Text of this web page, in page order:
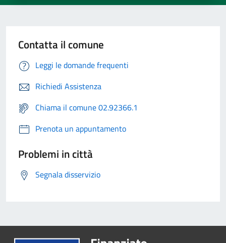
Contatta il comune
Leggi le domande frequenti
Richiedi Assistenza
Chiama il comune 02.92366.1
Prenota un appuntamento
Problemi in città
Segnala disservizio